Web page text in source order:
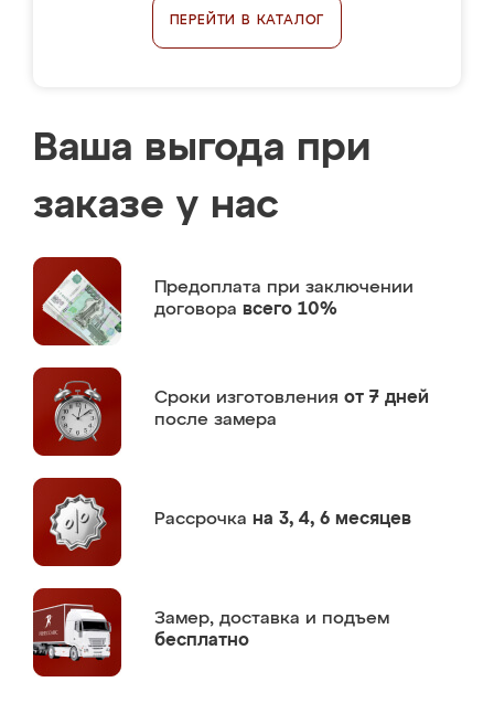
ПЕРЕЙТИ В КАТАЛОГ
Ваша выгода при
заказе у нас
Предоплата при заключении
договора всего 10%
Сроки изготовления от 7 дней
после замера
Рассрочка на 3, 4, 6 месяцев
Замер, доставка и подъем
бесплатно